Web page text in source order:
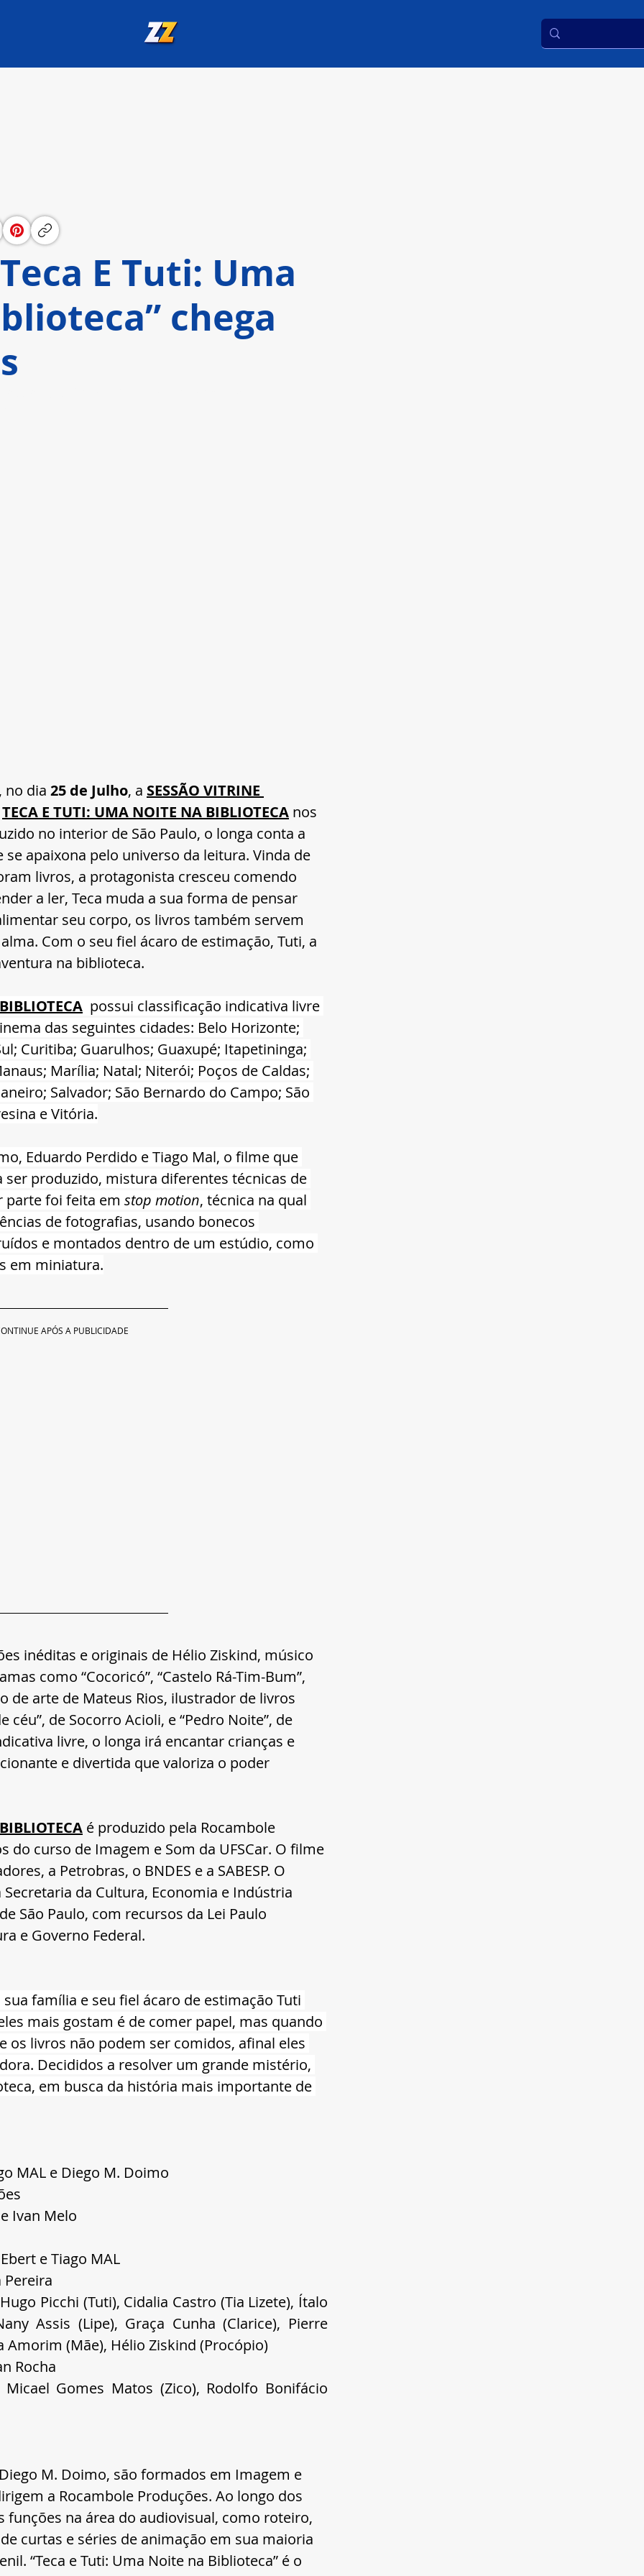
E Tuti: Uma
chega
no dia 25 de Julho, a SESSÃO VITRINE
TECA E TUTI: UMA NOITE NA BIBLIOTECA nos
no interior de São Paulo, o longa conta a
apaixona pelo universo da leitura. Vinda de
livros, a protagonista cresceu comendo
a ler, Teca muda a sua forma de pensar
seu corpo, os livros também servem
Com o seu fiel ácaro de estimação, Tuti, a
na biblioteca.
possui classificação indicativa livre
das seguintes cidades: Belo Horizonte;
Curitiba; Guarulhos; Guaxupé; Itapetininga;
Marília; Natal; Niterói; Poços de Caldas;
Salvador; São Bernardo do Campo; São
e Vitória.
Eduardo Perdido e Tiago Mal, o filme que
produzido, mistura diferentes técnicas de
parte foi feita em stop motion, técnica na qual
de fotografias, usando bonecos
e montados dentro de um estúdio, como
em miniatura.
APÓS A PUBLICIDADE
inéditas e originais de Hélio Ziskind, músico
como “Cocoricó”, “Castelo Rá-Tim-Bum”,
de arte de Mateus Rios, ilustrador de livros
de Socorro Acioli, e “Pedro Noite”, de
livre, o longa irá encantar crianças e
e divertida que valoriza o poder
é produzido pela Rocambole
do curso de Imagem e Som da UFSCar. O filme
a Petrobras, o BNDES e a SABESP. O
da Cultura, Economia e Indústria
São Paulo, com recursos da Lei Paulo
e Governo Federal.
família e seu fiel ácaro de estimação Tuti
mais gostam é de comer papel, mas quando
os livros não podem ser comidos, afinal eles
Decididos a resolver um grande mistério,
em busca da história mais importante de
MAL e Diego M. Doimo
Ivan Melo
e Tiago MAL
Pereira
Picchi (Tuti), Cidalia Castro (Tia Lizete), Ítalo
Assis (Lipe), Graça Cunha (Clarice), Pierre
Amorim (Mãe), Hélio Ziskind (Procópio)
Rocha
Gomes Matos (Zico), Rodolfo Bonifácio
M. Doimo, são formados em Imagem e
a Rocambole Produções. Ao longo dos
funções na área do audiovisual, como roteiro,
curtas e séries de animação em sua maioria
“Teca e Tuti: Uma Noite na Biblioteca” é o